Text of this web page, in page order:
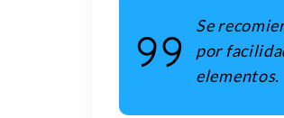
Se
por
elementos.